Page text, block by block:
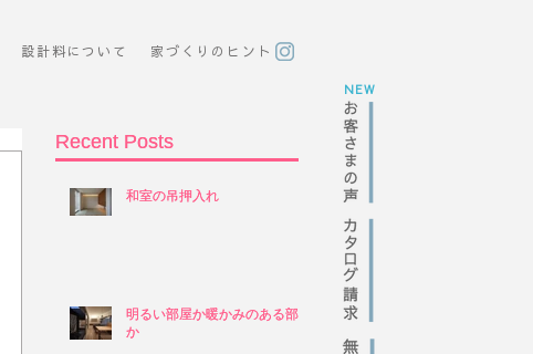
NEW
設計料について ​家づくりのヒント
Recent Posts
和室の吊押入れ
明るい部屋か暖かみのある部屋
か
Recent Posts
和室の吊押入れ
明るい部屋か暖かみのある部屋
か